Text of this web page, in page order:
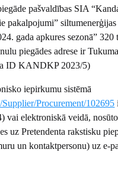
pašvaldības SIA
pakalpojumi” siltumenerģijas
gada apkures sezonā” 320
piegādes adrese ir
ID KANDKP 2023/5)
iepirkumu sistēmā
Procurement/102695
vai elektroniskā veidā,
uz Pretendenta rakstisku
un kontaktpersonu) uz e-